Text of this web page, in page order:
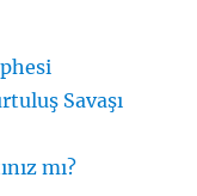
Savaşı
mı?